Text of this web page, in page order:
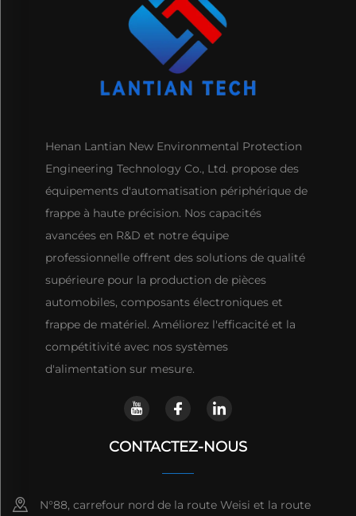
Henan Lantian New Environmental Protection
Engineering Technology Co., Ltd. propose des
équipements d'automatisation périphérique de
frappe à haute précision. Nos capacités
avancées en R&D et notre équipe
professionnelle offrent des solutions de qualité
supérieure pour la production de pièces
automobiles, composants électroniques et
frappe de matériel. Améliorez l'efficacité et la
compétitivité avec nos systèmes
d'alimentation sur mesure.
CONTACTEZ-NOUS
N°88, carrefour nord de la route Weisi et la route